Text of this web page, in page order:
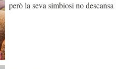
però la seva simbiosi no descansa